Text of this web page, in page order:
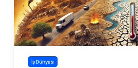
İş Dünyası